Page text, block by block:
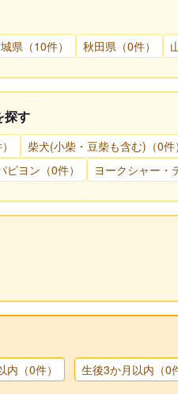
県（10件） 秋田県（0件）
探す
柴犬(小柴・豆柴も含む)（0件）
ピヨン（0件） ヨークシャー・
（0件） 生後3か月以内（0